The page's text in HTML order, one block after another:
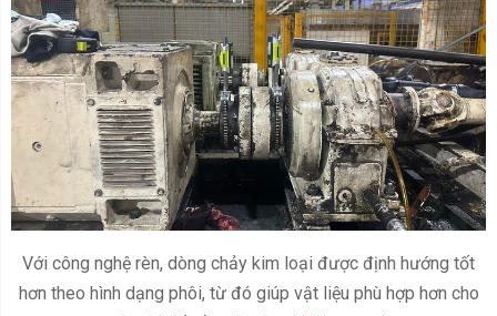
Với công nghệ rèn, dòng chảy kim loại được định hướng tốt
hơn theo hình dạng phôi, từ đó giúp vật liệu phù hợp hơn cho